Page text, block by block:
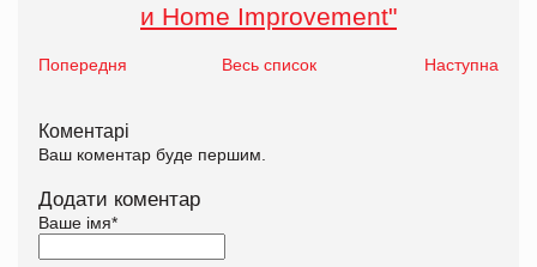
и Home Improvement"
Попередня Весь список Наступна
Коментарі
Ваш коментар буде першим.
Додати коментар
Ваше імя*